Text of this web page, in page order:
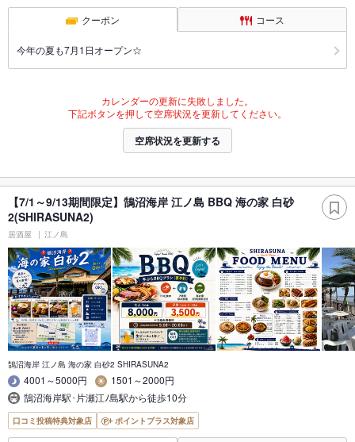
クーポン コース
今年の夏も7月1日オープン☆
カレンダーの更新に失敗しました。
下記ボタンを押して空席状況を更新してください。
空席状況を更新する
【7/1～9/13期間限定】鵠沼海岸 江ノ島 BBQ 海の家 白砂
2(SHIRASUNA2)
居酒屋 江ノ島
鵠沼海岸 江ノ島 海の家 白砂2 SHIRASUNA2
4001～5000円
1501～2000円
鵠沼海岸駅･片瀬江ﾉ島駅から徒歩10分
口コミ投稿特典対象店 ポイントプラス対象店